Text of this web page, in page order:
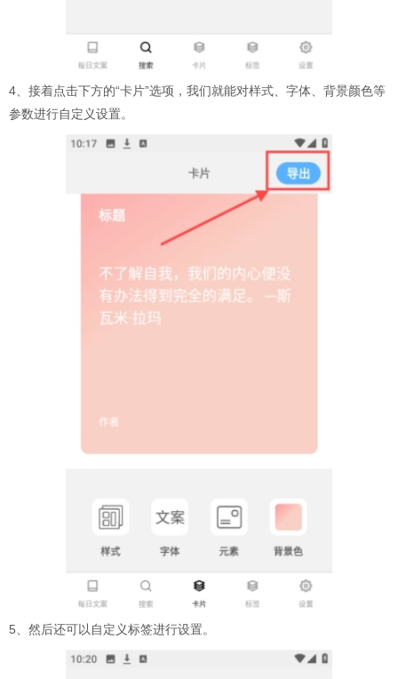
4、接着点击下方的“卡片”选项，我们就能对样式、字体、背景颜色等
参数进行自定义设置。
5、然后还可以自定义标签进行设置。